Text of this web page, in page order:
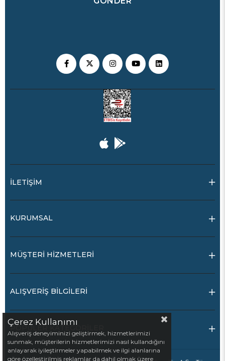
İLETİŞİM
KURUMSAL
MÜŞTERİ HİZMETLERİ
ALIŞVERİŞ BİLGİLERİ
POPÜLER KATEGORİLER
Çerez Kullanımı
Alışveriş deneyiminizi geliştirmek, hizmetlerimizi
sunmak, müşterilerin hizmetlerimizi nasıl kullandığını
anlayarak iyileştirmeler yapabilmek ve ilgi alanlarına
göre özelleştirilmiş reklamlar da dahil olmak üzere